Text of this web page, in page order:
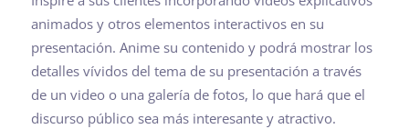
animados y otros elementos interactivos en su
presentación. Anime su contenido y podrá mostrar los
detalles vívidos del tema de su presentación a través
de un video o una galería de fotos, lo que hará que el
discurso público sea más interesante y atractivo.